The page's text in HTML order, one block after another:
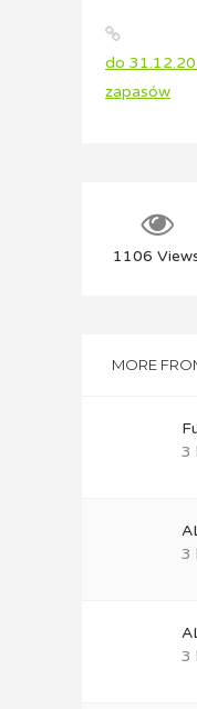
do
zapasów
1106
MORE
3
3
3